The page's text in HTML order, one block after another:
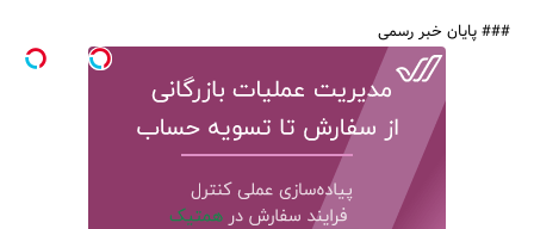
### پایان خبر رسمی